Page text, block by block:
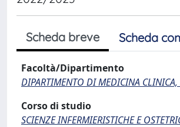
Scheda breve Scheda
Facoltà/Dipartimento
DIPARTIMENTO DI MEDICINA CLINICA,
Corso di studio
SCIENZE INFERMIERISTICHE E